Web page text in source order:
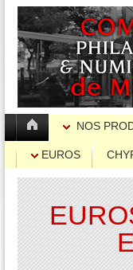
NOS
EUROS